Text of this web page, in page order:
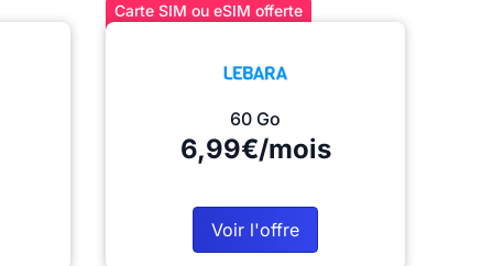
Carte SIM ou eSIM offerte
60 Go
6,99€/mois
Voir l'offre